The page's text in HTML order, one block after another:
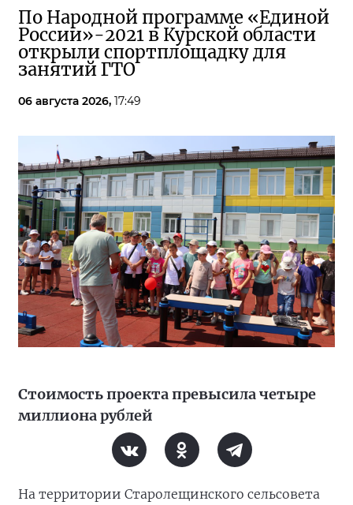
По Народной программе «Единой
России»-2021 в Курской области
открыли спортплощадку для
занятий ГТО
06 августа 2026, 17:49
Стоимость проекта превысила четыре
миллиона рублей
На территории Старолещинского сельсовета